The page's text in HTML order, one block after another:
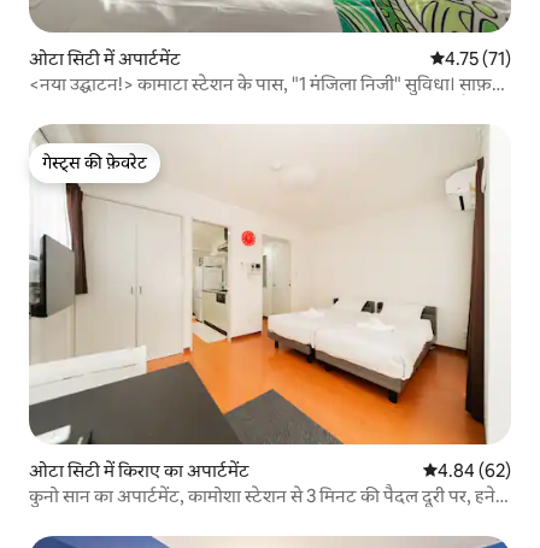
ओटा सिटी में अपार्टमेंट औसत रेटिंग 5 में
4.75 (71)
<नया उद्घाटन!> कामाटा स्टेशन के पास, "1 मंजिला निजी" सुविधा। साफ़
गेस्ट्स की फ़ेवरेट
गेस्ट्स की फ़ेवरेट
ओटा सिटी में किराए का अपार्टमेंट औसत रेटिंग 5 में
4.84 (62)
कुनो सान का अपार्टमेंट, कामोशा स्टेशन से 3 मिनट की पैदल दूरी पर, हनेदा
बर्तनों से सुसज्जित, सिंगल।